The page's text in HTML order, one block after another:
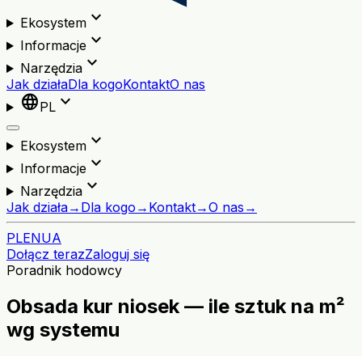
Ekosystemexpand_more
Informacjeexpand_more
Narzędziaexpand_more
Jak działaDla kogoKontaktO nas
languagePL expand_more
Ekosystemexpand_more
Informacjeexpand_more
Narzędziaexpand_more
Jak działa→ Dla kogo → Kontakt→O nas →
PLENUA
Dołącz terazZaloguj się
Poradnik hodowcy
Obsada kur niosek — ile sztuk na m²
wg systemu